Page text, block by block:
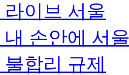
라이브 서울
내 손안에 서울
불합리 규제